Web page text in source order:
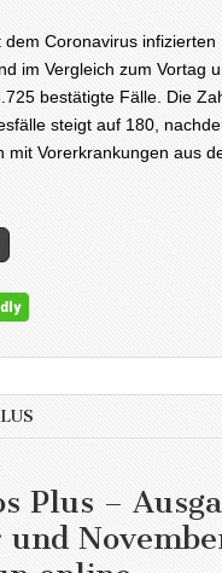
dem Coronavirus infizierten
im Vergleich zum Vortag
bestätigte Fälle. Die
steigt auf 180,
mit Vorerkrankungen aus
Plus –
und